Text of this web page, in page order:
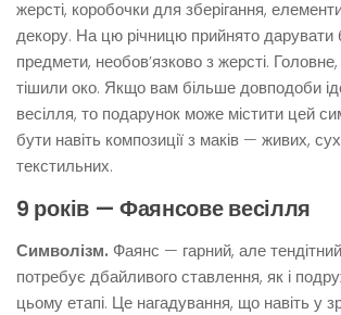
жерсті, коробочки для зберігання,
декору. На цю річницю прийнято дарувати
предмети, необов’язково з жерсті.
тішили око. Якщо вам більше довподоби
весілля, то подарунок може містити цей
бути навіть композиції з маків — живих,
текстильних.
9 років — Фаянсове весілля
Символізм. Фаянс — гарний, але
потребує дбайливого ставлення, як і
цьому етапі. Це нагадування, що навіть у